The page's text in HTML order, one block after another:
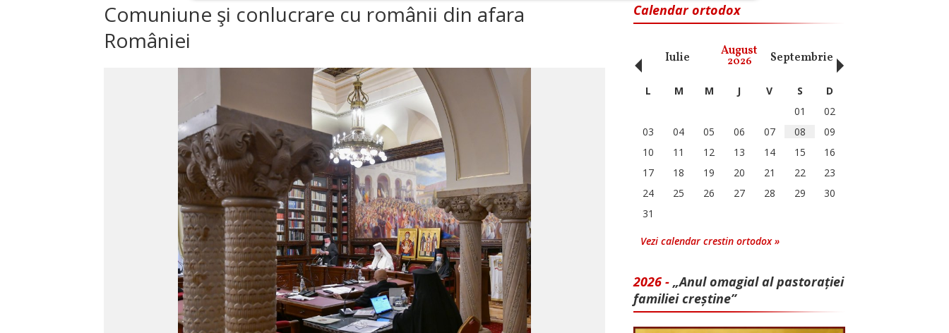
Comuniune şi conlucrare cu românii din afara
României
Calendar ortodox
Iulie August
2026 Septembrie Octombrie
‹ L M M J V S
D
01
02
03
04 05 06 07 08
09
10
11 12 13 14 15
16
17
18 19 20 21 22
23
24
25 26 27 28 29
30
31
Vezi calendar crestin ortodox »
2026 - „Anul omagial al pastorației
familiei creștine”